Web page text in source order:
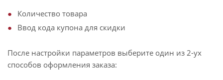
Количество товара
Ввод кода купона для скидки
После настройки параметров выберите один из 2-ух
способов оформления заказа: